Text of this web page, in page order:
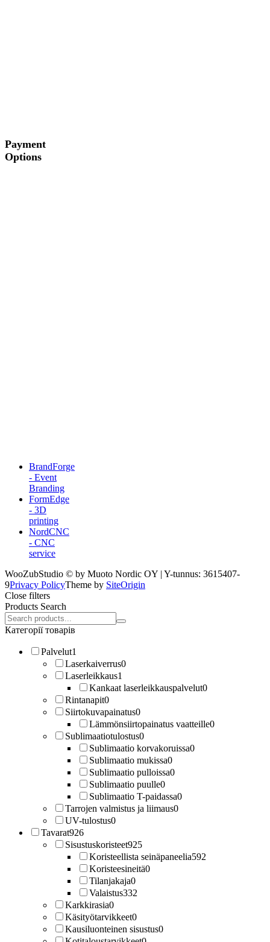
Payment
Options
BrandForge
- Event
Branding
FormEdge
- 3D
printing
NordCNC
- CNC
service
WooZubStudio © by Muoto Nordic OY | Y-tunnus: 3615407-
9Privacy PolicyTheme by SiteOrigin
Close filters
Products Search
Search
products:
Категорії товарів
Palvelut1
Laserkaiverrus0
Laserleikkaus1
Kankaat laserleikkauspalvelut0
Rintanapit0
Siirtokuvapainatus0
Lämmönsiirtopainatus vaatteille0
Sublimaatiotulostus0
Sublimaatio korvakoruissa0
Sublimaatio mukissa0
Sublimaatio pulloissa0
Sublimaatio puulle0
Sublimaatio T-paidassa0
Tarrojen valmistus ja liimaus0
UV-tulostus0
Tavarat926
Sisustuskoristeet925
Koristeellista seinäpaneelia592
Koristeesineitä0
Tilanjakaja0
Valaistus332
Karkkirasia0
Käsityötarvikkeet0
Kausiluonteinen sisustus0